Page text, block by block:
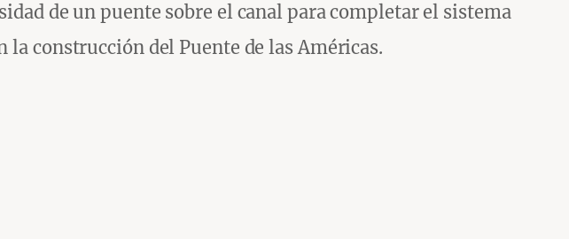
de un puente sobre el canal para completar el sistema
la construcción del Puente de las Américas.